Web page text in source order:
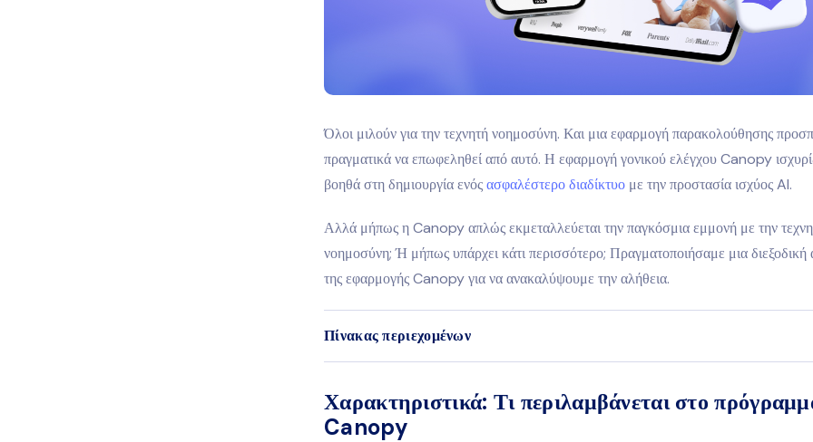
Όλοι μιλούν για την τεχνητή νοημοσύνη. Και μια εφαρμογή παρακολούθησης
πραγματικά να επωφεληθεί από αυτό. Η εφαρμογή γονικού ελέγχου Canopy
βοηθά στη δημιουργία ενόςασφαλέστερο διαδίκτυο με την προστασία ισχύος AI.
Αλλά μήπως η Canopy απλώς εκμεταλλεύεται την παγκόσμια εμμονή με την
νοημοσύνη; Ή μήπως υπάρχει κάτι περισσότερο; Πραγματοποιήσαμε μια διεξοδική
της εφαρμογής Canopy για να ανακαλύψουμε την αλήθεια.
Πίνακας περιεχομένων
Χαρακτηριστικά: Τι περιλαμβάνεται στο
Canopy